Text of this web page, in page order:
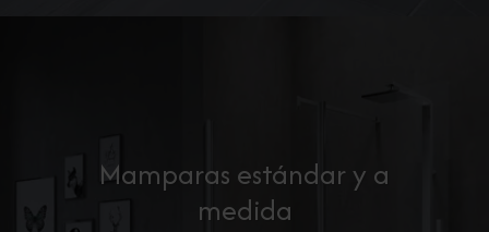
Mamparas estándar y a
medida